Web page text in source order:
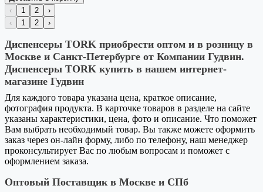
‹
1 2
›
‹
1 2 ›
Диспенсеры TORK приобрести оптом и в розницу в
Москве и Санкт-Петербурге от Компании Гудвин.
Диспенсеры TORK купить в нашем интернет-
магазине Гудвин
Для каждого товара указана цена, краткое описание,
фотография продукта. В карточке товаров в разделе на сайте
указаны характеристики, цена, фото и описание. Что поможет
Вам выбрать необходимый товар. Вы также можете оформить
заказ через он-лайн форму, либо по телефону, наш менеджер
проконсультирует Вас по любым вопросам и поможет с
оформлением заказа.
Оптовый Поставщик в Москве и СПб